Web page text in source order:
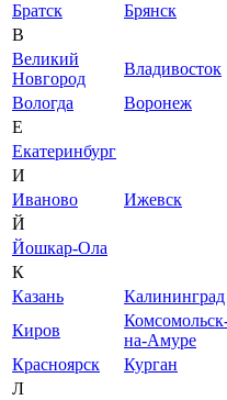
Братск
Брянск
В
Великий
Новгород
Владивосток
Вологда
Воронеж
Е
Екатеринбург
И
Иваново
Ижевск
Й
Йошкар-Ола
К
Казань
Калининград
Киров
на-Амуре
Красноярск
Курган
Л